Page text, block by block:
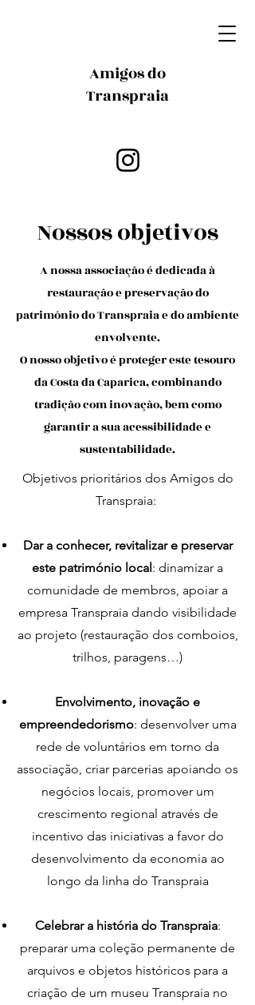
Amigos do
Transpraia
Nossos objetivos
​A nossa associação é dedicada à
restauração e preservação do
patrimônio do Transpraia e do ambiente
envolvente.
O nosso objetivo é proteger este tesouro
da Costa da Caparica, combinando
tradição com inovação, bem como
garantir a sua acessibilidade e
sustentabilidade.
Objetivos prioritários dos Amigos do
Transpraia:
Dar a conhecer, revitalizar e preservar
este património local: dinamizar a
comunidade de membros, apoiar a
empresa Transpraia dando visibilidade
ao projeto (restauração dos comboios,
trilhos, paragens…)
Envolvimento, inovação e
empreendedorismo: desenvolver uma
rede de voluntários em torno da
associação, criar parcerias apoiando os
negócios locais, promover um
crescimento regional através de
incentivo das iniciativas a favor do
desenvolvimento da economia ao
longo da linha do Transpraia
Celebrar a história do Transpraia:
preparar uma coleção permanente de
arquivos e objetos históricos para a
criação de um museu Transpraia no